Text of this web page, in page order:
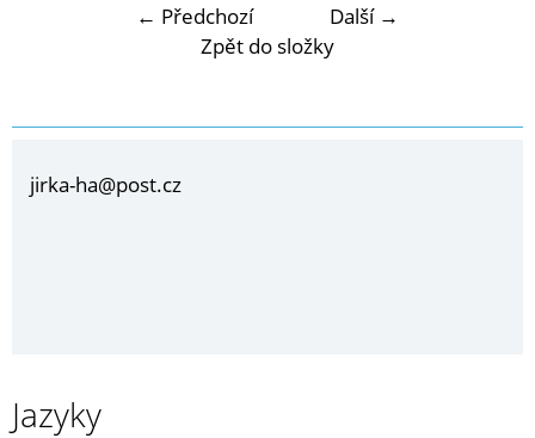
← Předchozí
Další →
Zpět do složky
jirka-ha@post.cz
Jazyky